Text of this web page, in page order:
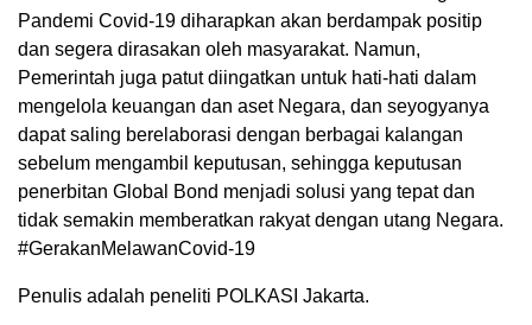
Pandemi Covid-19 diharapkan akan berdampak positip
dan segera dirasakan oleh masyarakat. Namun,
Pemerintah juga patut diingatkan untuk hati-hati dalam
mengelola keuangan dan aset Negara, dan seyogyanya
dapat saling berelaborasi dengan berbagai kalangan
sebelum mengambil keputusan, sehingga keputusan
penerbitan Global Bond menjadi solusi yang tepat dan
tidak semakin memberatkan rakyat dengan utang Negara.
#GerakanMelawanCovid-19
Penulis adalah peneliti POLKASI Jakarta.